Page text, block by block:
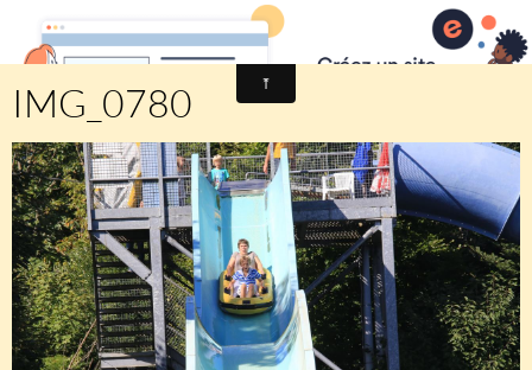
Comité des fêtes de CHEUX
IMG_0780